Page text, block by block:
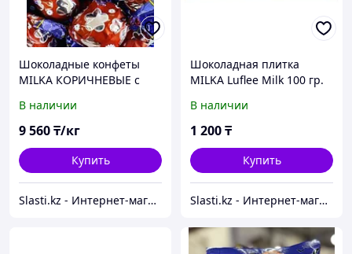
Шоколадные конфеты
MILKA КОРИЧНЕВЫЕ с
В наличии
9 560₸/кг
Купить
Slasti.kz - Интернет-магазин сладостей
Шоколадная плитка
MILKA Luflee Milk 100 гр.
В наличии
1 200₸
Купить
Slasti.kz - Интернет-магазин сладостей